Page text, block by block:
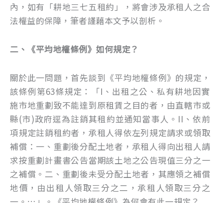
內，如有「耕地三七五租約」，將會涉及承租人之合
法權益的保障，筆者謹藉本文予以剖析。
二、《平均地權條例》如何規定？
關於此一問題，首先談到《平均地權條例》的規定，
該條例第63條規定：「I、出租之公、私有耕地因實
施市地重劃致不能達到原租賃之目的者，由直轄市或
縣(市)政府逕為註銷其租約並通知當事人。II、依前
項規定註銷租約者，承租人得依左列規定請求或領取
補償：一、重劃後分配土地者，承租人得向出租人請
求按重劃計畫書公告當期該土地之公告現值三分之一
之補償。二、重劃後未受分配土地者，其應領之補償
地價，由出租人領取三分之二，承租人領取三分之